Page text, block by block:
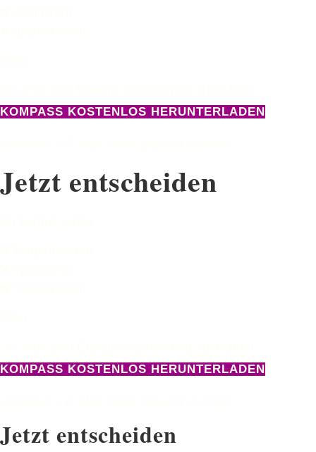
KOMPASS KOSTENLOS HERUNTERLADEN
Jetzt entscheiden
KOMPASS KOSTENLOS HERUNTERLADEN
Jetzt entscheiden